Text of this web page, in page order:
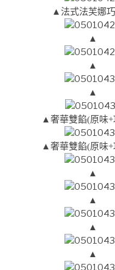
▲法式法芙娜
▲
▲
▲
▲奢華雙餡(原味+
▲ 奢華雙餡(原味
▲
▲
▲
▲